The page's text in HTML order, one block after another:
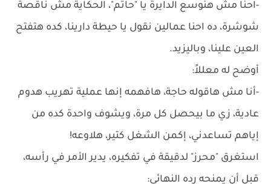
-احنا مش هنوسع الدايرة يا "حاتم"، الحكاية مش ناقصة
شوشرة، ده احنا عمالين نقول يا حيطة دارينا، كده هتفتح
العين علينا، وباليزيد.
أوضح له معللاً:
-أنا مش هاقوله حاجة، هافهمه إنها عملية تهريب هدوم
عادية، زي ما بيحصل كل مرة، ويشوف واحدة كده من
إياهم تساعدني، إكمن الشغل كتير، هلاوعه!
استغرق "محرز" لدقيقة في تفكيره، يدير الأمر في رأسه،
قبل أن يمنحه رده النهائي: